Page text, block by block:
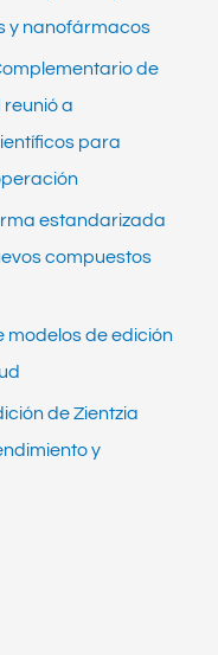
y nanofármacos
de
a
para
estandarizada
compuestos
modelos de edición
de Zientzia
y